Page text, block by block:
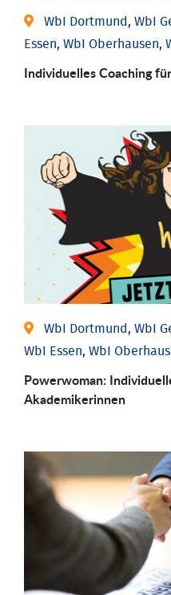
WbI Dortmund, WbI
Essen, WbI Oberhausen,
Individu­elles Coaching
WbI Dortmund, WbI
WbI Essen, WbI
Powerwoman:
Aka­demiker­innen